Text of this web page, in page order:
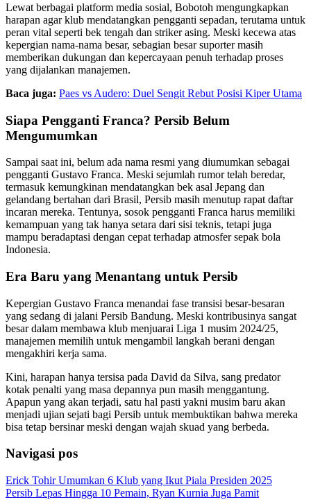
Lewat berbagai platform media sosial, Bobotoh mengungkapkan
harapan agar klub mendatangkan pengganti sepadan, terutama untuk
peran vital seperti bek tengah dan striker asing. Meski kecewa atas
kepergian nama-nama besar, sebagian besar suporter masih
memberikan dukungan dan kepercayaan penuh terhadap proses
yang dijalankan manajemen.
Baca juga: Paes vs Audero: Duel Sengit Rebut Posisi Kiper Utama
Siapa Pengganti Franca? Persib Belum
Mengumumkan
Sampai saat ini, belum ada nama resmi yang diumumkan sebagai
pengganti Gustavo Franca. Meski sejumlah rumor telah beredar,
termasuk kemungkinan mendatangkan bek asal Jepang dan
gelandang bertahan dari Brasil, Persib masih menutup rapat daftar
incaran mereka. Tentunya, sosok pengganti Franca harus memiliki
kemampuan yang tak hanya setara dari sisi teknis, tetapi juga
mampu beradaptasi dengan cepat terhadap atmosfer sepak bola
Indonesia.
Era Baru yang Menantang untuk Persib
Kepergian Gustavo Franca menandai fase transisi besar-besaran
yang sedang di jalani Persib Bandung. Meski kontribusinya sangat
besar dalam membawa klub menjuarai Liga 1 musim 2024/25,
manajemen memilih untuk mengambil langkah berani dengan
mengakhiri kerja sama.
Kini, harapan hanya tersisa pada David da Silva, sang predator
kotak penalti yang masa depannya pun masih menggantung.
Apapun yang akan terjadi, satu hal pasti yakni musim baru akan
menjadi ujian sejati bagi Persib untuk membuktikan bahwa mereka
bisa tetap bersinar meski dengan wajah skuad yang berbeda.
Navigasi pos
Erick Tohir Umumkan 6 Klub yang Ikut Piala Presiden 2025
Persib Lepas Hingga 10 Pemain, Ryan Kurnia Juga Pamit